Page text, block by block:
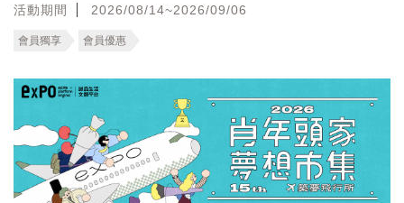
活動期間 2026/08/14~2026/09/06
會員獨享 會員優惠